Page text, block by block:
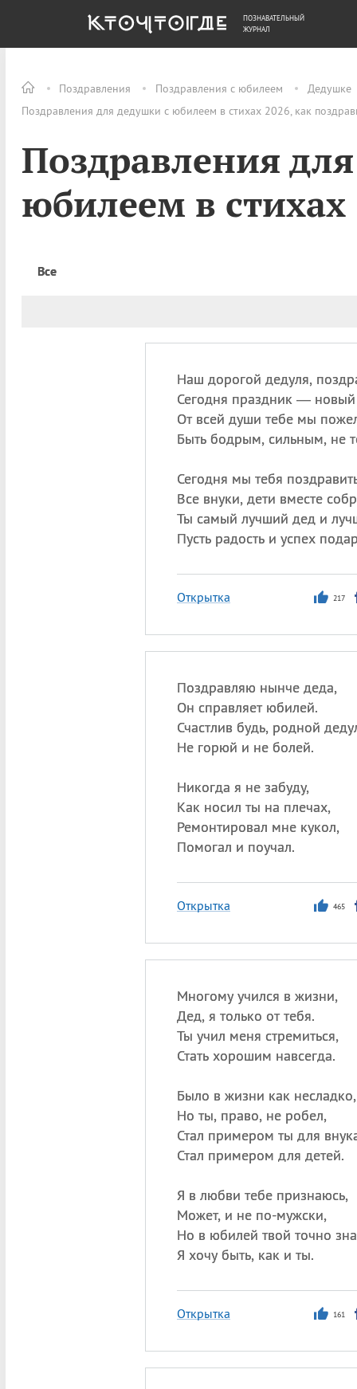
Поздравления Поздравления с юбилеем
Дедушке
Поздравления для дедушки с юбилеем в стихах 2026, как
Поздравления
юбилеем в стихах
Все
Наш дорогой дедуля,
Сегодня праздник —
От всей души тебе мы
Быть бодрым, сильным, не
Сегодня мы тебя
Все внуки, дети вместе
Ты самый лучший дед и
Пусть радость и успех
Открытка 217
Поздравляю нынче деда,
Он справляет юбилей.
Счастлив будь, родной
Не горюй и не болей.
Никогда я не забуду,
Как носил ты на плечах,
Ремонтировал мне кукол,
Помогал и поучал.
Открытка 465
Многому учился в жизни,
Дед, я только от тебя.
Ты учил меня стремиться,
Стать хорошим навсегда.
Было в жизни как несладко,
Но ты, право, не робел,
Стал примером ты для
Стал примером для детей.
Я в любви тебе признаюсь,
Может, и не по-мужски,
Но в юбилей твой точно
Я хочу быть, как и ты.
Открытка 161
ОБЩЕСТВО ДЕНЬГИ
ПОЗНАВАТЕЛЬНЫЙ
ЖУРНАЛ